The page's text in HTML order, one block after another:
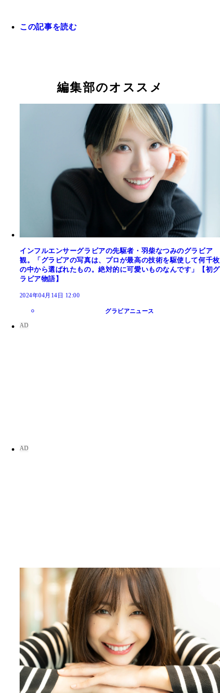
本誌のアザーカットで構成したデジタル写真集『
とJK』（撮影／栗山秀作）より
『海と空とJK』 桑島海空 撮影／栗山秀作 価格／
（税込） 海辺やプールサイドで水着姿や爽やかな
を惜しみなく披露した、週プレからの第一弾デジ
真集。愛くるしい瞳にちょっぴり日焼けしたヘル
ディがじつに魅力的。発売当時、週プレ グラジャ
で、月間売り上げ第一位を記録し、グラビアファ
ューヒロインの登場に心を躍らせた。
この記事を読む
編集部のオススメ
インフルエンサーグラビアの先駆者・羽柴なつみのグラビア
観。「グラビアの写真は、プロが最高の技術を駆使して何千枚
の中から選ばれたもの。絶対的に可愛いものなんです」【初グ
ラビア物語】
2024年04月14日 12:00
グラビアニュース